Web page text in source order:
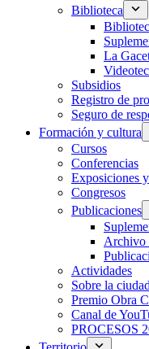
Biblioteca
La
Subsidios
Registro de
Seguro de
Formación y cultura
Cursos
Conferencias
Exposiciones
Congresos
Publicaciones
Archivo
Actividades
Sobre la ciudad
Premio Obra
Canal de
PROCESOS